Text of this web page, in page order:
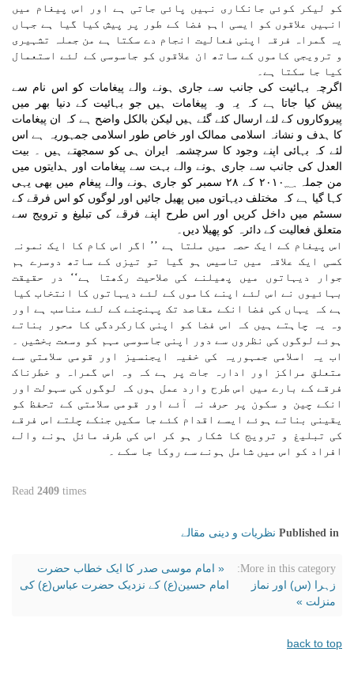
کو لیکر کوئی جانکاری نہیں پائی جاتی ہے اور اس پیغام میں
انہیں علاقوں کو ایسی اہم فضا کے طور پر پیش کیا گیا ہے جہاں
یہ گمراہ فرقہ اپنی فعالیت انجام دے سکتا ہے من جملہ تشہیری
و ترویجی کاموں کے ساتھ ان علاقوں کو جاسوسی کے لئے استعمال
کیا جا سکتا ہے۔
اگرچہ بہائیت کی جانب سے جاری ہونے والے پیغامات کو اس نام سے
پیش کیا جاتا ہے کہ یہ وہ پیغامات ہیں جو بہائیت کے دنیا بھر میں
پیروکاروں کے لئے ارسال کئے گئے ہیں لیکن بالکل واضح ہے کہ ان پیغامات
کا ہدف و نشانہ اسلامی ممالک اور خاص طور اسلامی جمہوریہ ہے اس
لئے کہ بہائی اپنے وجود کا سرچشمہ ایران ہی کو سمجھتے ہیں ۔ بیت
العدل کی جانب سے جاری ہونے والے بہت سے پیغامات اور ہدایتوں میں
من جملہ ۲۰۱۰؁ کے ۲۸ سمبر کو جاری ہونے والے پیغام میں بھی یہی
کہا گیا ہے کہ مختلف دیہاتوں میں پھیل جائیں اور لوگوں کو اس فرقے کے
سسٹم میں داخل کریں اور اس طرح اپنے فرقے کی تبلیغ و ترویج سے
متعلق فعالیت کے دائرہ کو پھیلا دیں۔
اس پیغام کے ایک حصہ میں ملتا ہے ’’ اگر اس کام کا ایک نمونہ
کسی ایک علاقہ میں تاسیس ہو گیا تو تیزی کے ساتھ دوسرے ہم
جوار دیہاتوں میں پھیلنے کی صلاحیت رکھتا ہے‘‘ در حقیقت
بہائیوں نے اس لئے اپنے کاموں کے لئے دیہاتوں کا انتخاب کیا
ہے کہ یہاں کی فضا انکے مقاصد تک پہنچنے کے لئے مناسب ہے اور
وہ یہ چاہتے ہیں کہ اس فضا کو اپنی کارکردگی کا محور بناتے
ہوئے لوگوں کی نظروں سے دور اپنی جاسوسی مہم کو وسعت بخشیں ۔
اب یہ اسلامی جمہوریہ کی خفیہ ایجنسیز اور قومی سلامتی سے
متعلق مراکز اور ادارہ جات پر ہے کہ وہ اس گمراہ و خطرناک
فرقے کے بارے میں اس طرح وارد عمل ہوں کہ لوگوں کی سہولت اور
انکے چین و سکون پر حرف نہ آئے اور قومی سلامتی کے تحفظ کو
یقینی بناتے ہوئے ایسے اقدام کئے جا سکیں جنکے چلتے اس فرقے
کی تبلیغ و ترویج کا شکار ہو کر اس کی طرف مائل ہونے والے
افراد کو اس میں شامل ہونے سے روکا جا سکے ۔
Read 2409 times
Published in نظریات و دینی مقالے
More in this category:
« امام موسی صدر کا ایک خطاب حضرت
زہرا (س) اور نماز
امام حسین(ع) کے نزدیک حضرت عباس(ع) کی
منزلت »
back to top